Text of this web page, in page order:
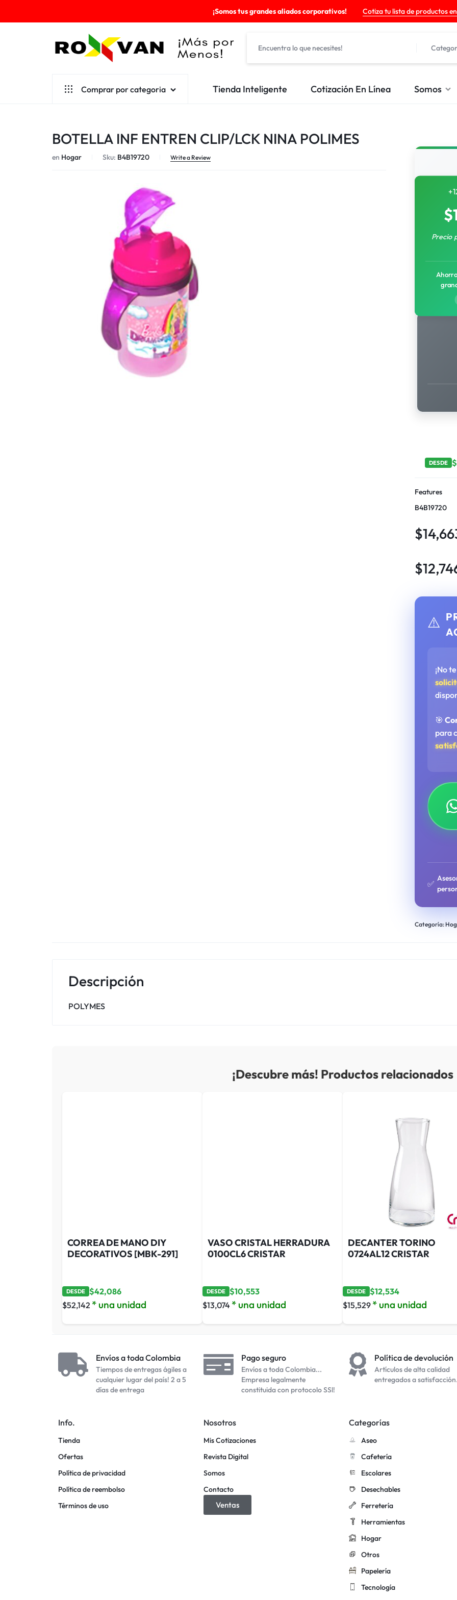
¡Somos tus grandes aliados corporativos! Cotiza tu lista de productos
¡MÁS
MENOS!
Comprar por categoria
Cafetería
Escolares
Herramientas
Papelería
Tecnología
Todas las categorías
Tienda Inteligente Cotización En Línea Somos
BOTELLA INF ENTREN CLIP/LCK NINA POLIMES
en Hogar Sku: B4B19720 Write a Review
$
Precio
DESDE $
Features
B4B19720
$
$
⚠️
¡No
🎯
para
✅
Categoría:
Descripción
POLYMES
¡Descubre más! Productos relacionados
CORREA DE MANO DIY
DECORATIVOS [MBK-291]
DESDE $42,086
$52,142 * una unidad
VASO CRISTAL HERRADURA
0100CL6 CRISTAR
DESDE $10,553
$13,074 * una unidad
DECANTER TORINO
0724AL12 CRISTAR
DESDE $12,534
$15,529 * una unidad
Envíos a toda Colombia
Tiempos de entregas ágiles a
cualquier lugar del país! 2 a 5
días de entrega
Pago seguro
Envíos a toda Colombia...
Empresa legalmente
constituida con protocolo SSl!
Política de devolución
Artículos de alta calidad
entregados a
Info.
Tienda
Ofertas
Política de privacidad
Política de reembolso
Términos de uso
Nosotros
Mis Cotizaciones
Revista Digital
Somos
Contacto
Ventas
Categorías
Aseo
Cafetería
Escolares
Desechables
Ferretería
Herramientas
Hogar
Otros
Papelería
Tecnología